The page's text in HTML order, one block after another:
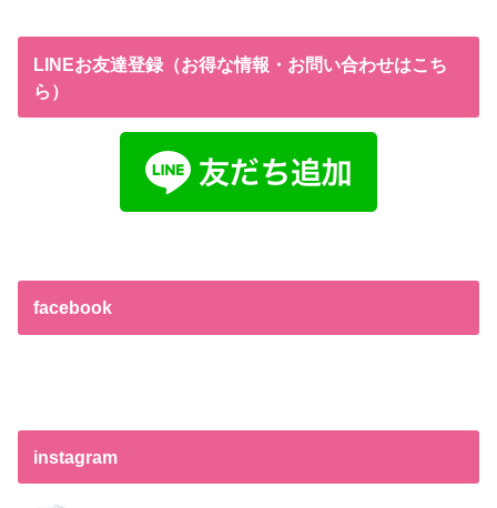
LINEお友達登録（お得な情報・お問い合わせはこち
ら）
facebook
instagram